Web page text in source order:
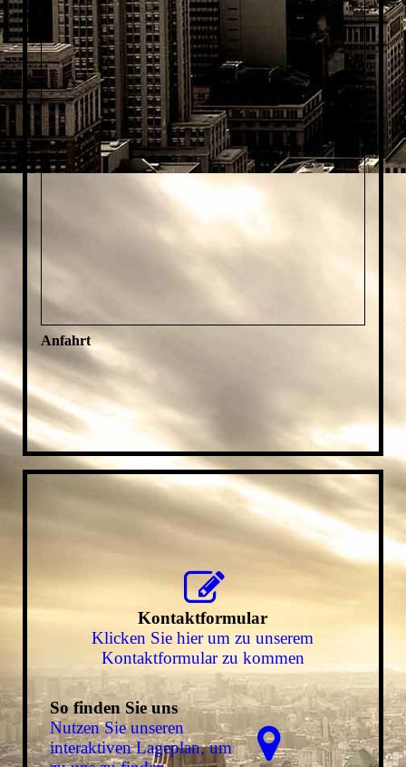
Anfahrt
Kontaktformular
Klicken Sie hier um zu unserem
Kon­takt­for­mu­lar zu kommen
So finden Sie uns
Nutzen Sie unseren
interaktiven La­ge­plan, um